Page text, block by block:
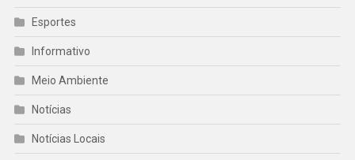
Esportes
Informativo
Meio Ambiente
Notícias
Notícias Locais